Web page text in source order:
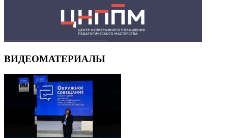
ВИДЕОМАТЕРИАЛЫ